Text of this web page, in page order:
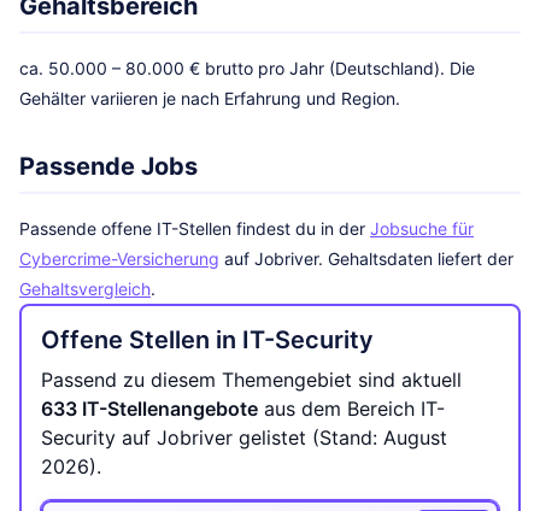
Gehaltsbereich
ca. 50.000 – 80.000 € brutto pro Jahr (Deutschland). Die
Gehälter variieren je nach Erfahrung und Region.
Passende Jobs
Passende offene IT-Stellen findest du in der Jobsuche für
Cybercrime-Versicherung auf Jobriver. Gehaltsdaten liefert der
Gehaltsvergleich.
Offene Stellen in IT-Security
Passend zu diesem Themengebiet sind aktuell
633 IT-Stellenangebote aus dem Bereich IT-
Security auf Jobriver gelistet (Stand: August
2026).